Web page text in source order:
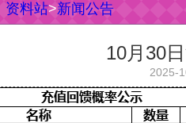
资料站>新闻公告
10月30
2025-